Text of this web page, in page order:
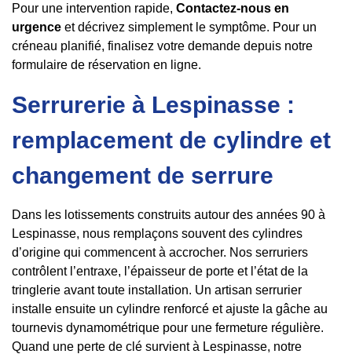
Pour une intervention rapide, Contactez-nous en
urgence et décrivez simplement le symptôme. Pour un
créneau planifié, finalisez votre demande depuis notre
formulaire de réservation en ligne.
Serrurerie à Lespinasse :
remplacement de cylindre et
changement de serrure
Dans les lotissements construits autour des années 90 à
Lespinasse, nous remplaçons souvent des cylindres
d’origine qui commencent à accrocher. Nos serruriers
contrôlent l’entraxe, l’épaisseur de porte et l’état de la
tringlerie avant toute installation. Un artisan serrurier
installe ensuite un cylindre renforcé et ajuste la gâche au
tournevis dynamométrique pour une fermeture régulière.
Quand une perte de clé survient à Lespinasse, notre